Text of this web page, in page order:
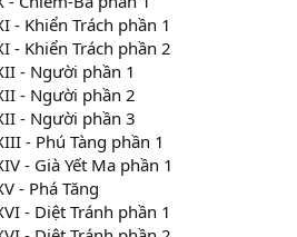
- Khiển Trách phần 1
- Khiển Trách phần 2
- Người phần 1
- Người phần 2
- Người phần 3
- Phú Tàng phần 1
- Già Yết Ma phần 1
- Phá Tăng
- Diệt Tránh phần 1